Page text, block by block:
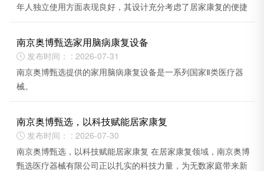
年人独立使用方面表现良好，其设计充分考虑了居家康复的便捷
南京奥博甄选家用脑病康复设备
 发布时间： : 2026-07-31
南京奥博甄选提供的家用脑病康复设备是一系列国家Ⅱ类医疗器
械。
南京奥博甄选，以科技赋能居家康复
 发布时间： : 2026-07-30
南京奥博甄选，以科技赋能居家康复 在居家康复领域，南京奥博
甄选医疗器械有限公司正以扎实的科技力量，为无数家庭带来新